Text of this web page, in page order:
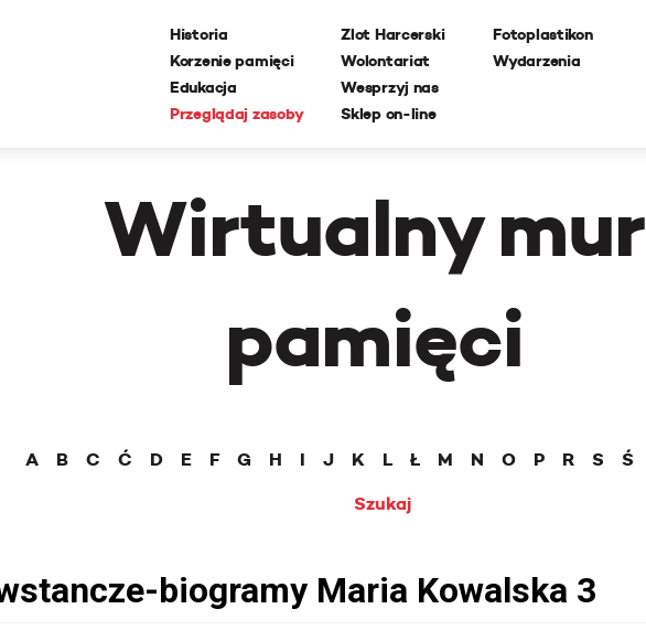
Historia
Korzenie pamięci
Edukacja
Przeglądaj zasoby
Zlot Harcerski
Wolontariat
Wesprzyj nas
Sklep on-line
Fotoplastikon
Wydarzenia
Wirtualny mur
pamięci
A B C Ć D E F G H I J K L Ł M N O P R S Ś
Szukaj